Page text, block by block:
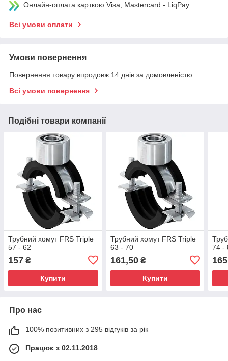
Онлайн-оплата карткою Visa, Mastercard - LiqPay
Всі умови оплати
Умови повернення
Повернення товару впродовж 14 днів за домовленістю
Всі умови повернення
Подібні товари компанії
Трубний хомут FRS Triple
57 - 62
157 ₴
Купити
Трубний хомут FRS Triple
63 - 70
161,50₴
Купити
74 -
Про нас
100% позитивних з 295 відгуків за рік
Працює з 02.11.2018